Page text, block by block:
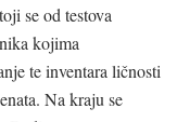
se od testova
kojima
te inventara ličnosti
Na kraju se